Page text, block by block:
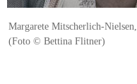
Margarete Mitscherlich-Nielsen,
(Foto © Bettina Flitner)